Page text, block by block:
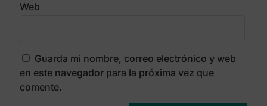
Web
Guarda mi nombre, correo electrónico y web
en este navegador para la próxima vez que
comente.